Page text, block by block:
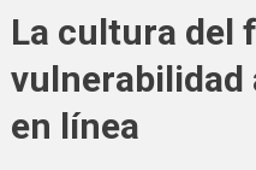
La cultura del
vulnerabilidad
en línea